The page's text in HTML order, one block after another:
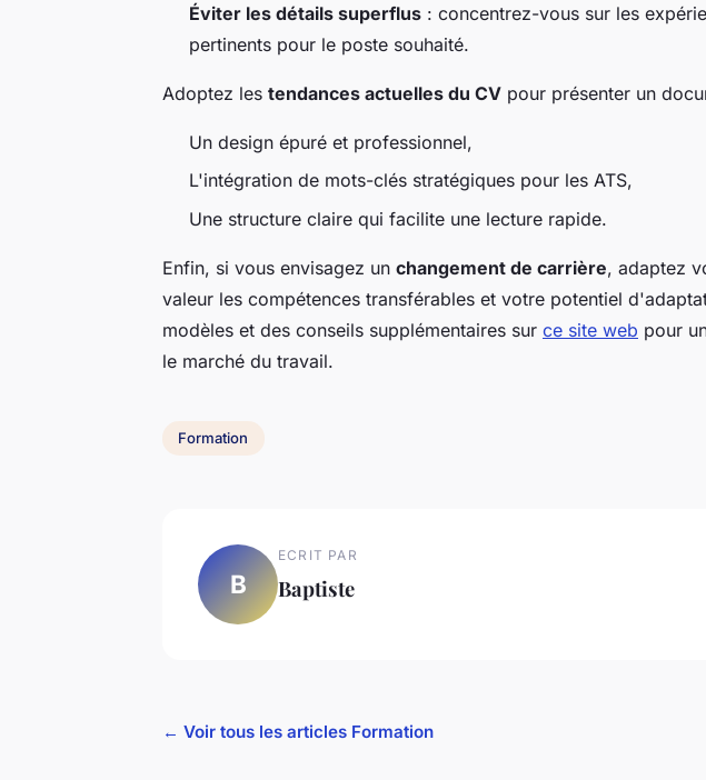
Éviter les détails superflus : concentrez-vous sur les
pertinents pour le poste souhaité.
Adoptez les tendances actuelles du CV pour présenter un
Un design épuré et professionnel,
L'intégration de mots-clés stratégiques pour les ATS,
Une structure claire qui facilite une lecture rapide.
Enfin, si vous envisagez un changement de carrière, adaptez
valeur les compétences transférables et votre potentiel
modèles et des conseils supplémentaires sur ce site web pour
le marché du travail.
Formation
B
ECRIT PAR
Baptiste
← Voir tous les articles Formation